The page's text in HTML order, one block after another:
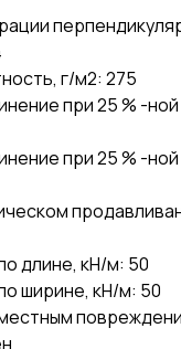
г/м2: 275
при 25 % -ной
при 25 % -ной
длине, кН/м: 50
ширине, кН/м: 50